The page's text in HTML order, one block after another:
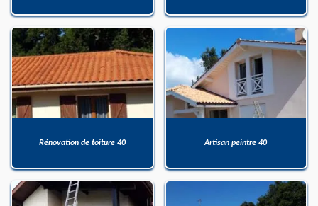
Rénovation de toiture 40 Artisan peintre 40